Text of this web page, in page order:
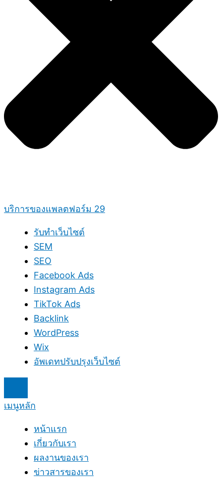
บริการของแพลตฟอร์ม 29
รับทำเว็บไซต์
SEM
SEO
Facebook Ads
Instagram Ads
TikTok Ads
Backlink
WordPress
Wix
อัพเดทปรับปรุงเว็บไซต์
เมนูหลัก
หน้าแรก
เกี่ยวกับเรา
ผลงานของเรา
ข่าวสารของเรา